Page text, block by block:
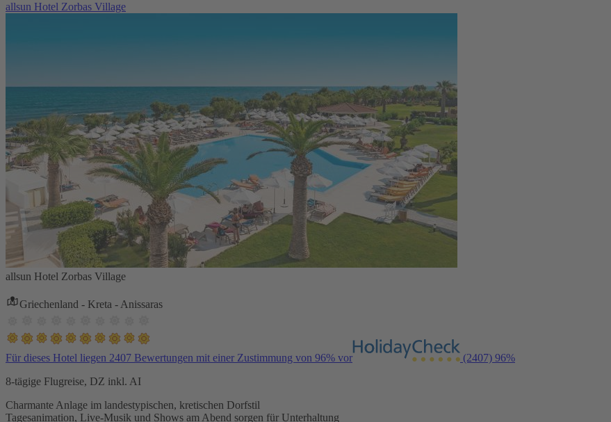
allsun Hotel Zorbas Village
allsun Hotel Zorbas Village
Griechenland - Kreta - Anissaras
Für dieses Hotel liegen 2407 Bewertungen mit einer Zustimmung von 96% vor (2407) 96%
8-tägige Flugreise, DZ inkl. AI
Charmante Anlage im landestypischen, kretischen Dorfstil
Tagesanimation, Live-Musik und Shows am Abend sorgen für Unterhaltung